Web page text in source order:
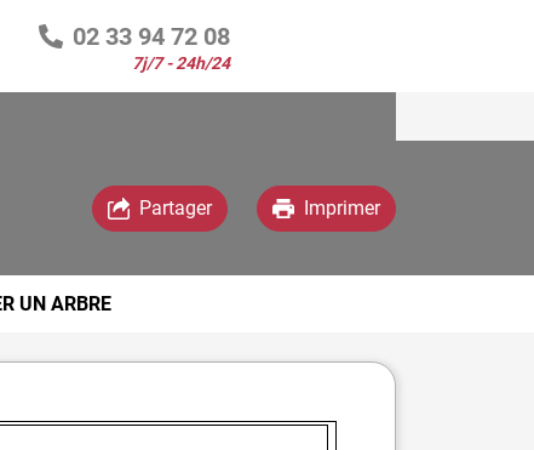
02 33 94 72 08
7j/7 - 24h/24
Partager Imprimer
UN ARBRE